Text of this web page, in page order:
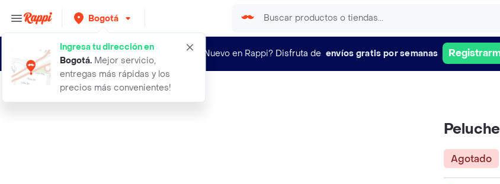
Bogotá
Ingresa tu dirección en
Bogotá. Mejor servicio,
entregas más rápidas y los
precios más convenientes!
¿Nuevo en Rappi? Disfruta de envíos gratis por semanas
peluche panda
Agotado